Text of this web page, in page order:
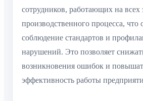
сотрудников, работающих на всех
производственного процесса, что
соблюдение стандартов и
нарушений. Это позволяет
возникновения ошибок и
эффективность работы